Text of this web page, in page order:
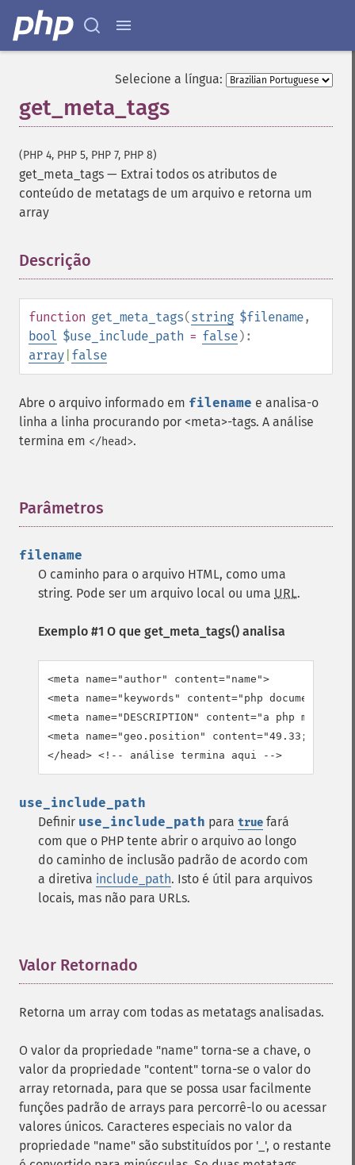
Selecione a língua:
get_meta_tags
(PHP 4, PHP 5, PHP 7, PHP 8)
get_meta_tags — Extrai todos os atributos de
conteúdo de metatags de um arquivo e retorna um
array
Descrição
function get_meta_tags(string $filename,
bool $use_include_path = false):
array false
Abre o arquivo informado em filename e analisa-o
linha a linha procurando por <meta>-tags. A análise
termina em </head>.
Parâmetros
filename
O caminho para o arquivo HTML, como uma
string. Pode ser um arquivo local ou uma URL.
Exemplo #1 O que get_meta_tags() analisa
<meta name="author" content="name">
<meta name="keywords" content="php
<meta name="DESCRIPTION" content="a php manual">
<meta name="geo.position" content="49.33;-
</head> <!-- análise termina aqui -->
use_include_path
Definir use_include_path para true fará
com que o PHP tente abrir o arquivo ao longo
do caminho de inclusão padrão de acordo com
a diretiva include_path. Isto é útil para arquivos
locais, mas não para URLs.
Valor Retornado
Retorna um array com todas as metatags analisadas.
O valor da propriedade "name" torna-se a chave, o
valor da propriedade "content" torna-se o valor do
array retornada, para que se possa usar facilmente
funções padrão de arrays para percorrê-lo ou acessar
valores únicos. Caracteres especiais no valor da
propriedade "name" são substituídos por '_', o restante